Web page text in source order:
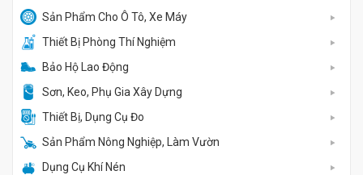
Sản Phẩm Cho Ô Tô, Xe Máy
Thiết Bị Phòng Thí Nghiệm
Bảo Hộ Lao Động
Sơn, Keo, Phụ Gia Xây Dựng
Thiết Bị, Dụng Cụ Đo
Sản Phẩm Nông Nghiệp, Làm Vườn
Dụng Cụ Khí Nén